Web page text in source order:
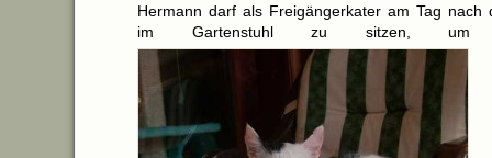
Hermann darf als Freigängerkater am Tag nach
im Gartenstuhl zu sitzen, um